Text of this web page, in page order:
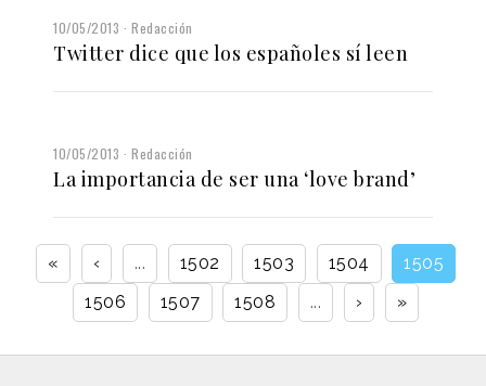
10/05/2013 Redacción
Twitter dice que los españoles sí leen
10/05/2013 Redacción
La importancia de ser una ‘love brand’
« ‹ ... 1502 1503 1504
1505
1506
1507 1508 ... › »